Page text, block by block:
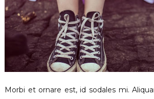
Morbi et ornare est, id sodales mi.